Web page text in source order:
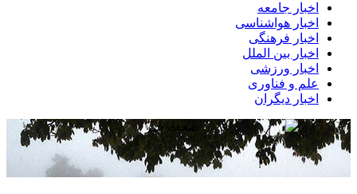
اخبار جامعه
اخبار هواشناسی
اخبار فرهنگی
اخبار بین الملل
اخبار ورزشی
علم و فناوری
اخبار دیگران